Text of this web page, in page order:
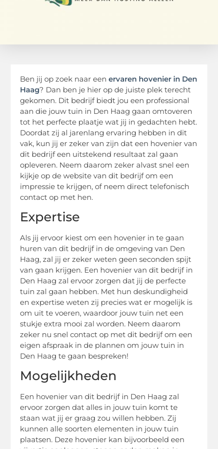
Ben jij op zoek naar eenervaren hovenier in Den
Haag? Dan ben je hier op de juiste plek terecht
gekomen. Dit bedrijf biedt jou een professional
aan die jouw tuin in Den Haag gaan omtoveren
tot het perfecte plaatje wat jij in gedachten hebt.
Doordat zij al jarenlang ervaring hebben in dit
vak, kun jij er zeker van zijn dat een hovenier van
dit bedrijf een uitstekend resultaat zal gaan
opleveren. Neem daarom zeker alvast snel een
kijkje op de website van dit bedrijf om een
impressie te krijgen, of neem direct telefonisch
contact op met hen.
Expertise
Als jij ervoor kiest om een hovenier in te gaan
huren van dit bedrijf in de omgeving van Den
Haag, zal jij er zeker weten geen seconden spijt
van gaan krijgen. Een hovenier van dit bedrijf in
Den Haag zal ervoor zorgen dat jij de perfecte
tuin zal gaan hebben. Met hun deskundigheid
en expertise weten zij precies wat er mogelijk is
om uit te voeren, waardoor jouw tuin net een
stukje extra mooi zal worden. Neem daarom
zeker nu snel contact op met dit bedrijf om een
eigen afspraak in de plannen om jouw tuin in
Den Haag te gaan bespreken!
Mogelijkheden
Een hovenier van dit bedrijf in Den Haag zal
ervoor zorgen dat alles in jouw tuin komt te
staan wat jij er graag zou willen hebben. Zij
kunnen alle soorten elementen in jouw tuin
plaatsen. Deze hovenier kan bijvoorbeeld een